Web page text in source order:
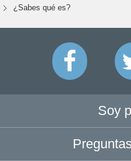
¿Sabes qué es?
Soy